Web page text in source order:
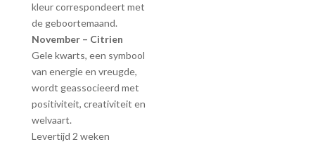
kleur correspondeert met
de geboortemaand.
November – Citrien
Gele kwarts, een symbool
van energie en vreugde,
wordt geassocieerd met
positiviteit, creativiteit en
welvaart.
Levertijd 2 weken